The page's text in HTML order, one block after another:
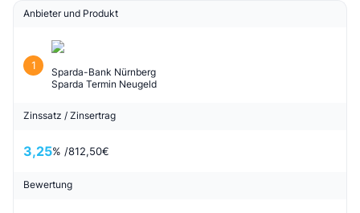
Anbieter und Produkt
1
Sparda-Bank Nürnberg
Sparda Termin Neugeld
Zinssatz / Zinsertrag
3,25% /812,50€
Bewertung